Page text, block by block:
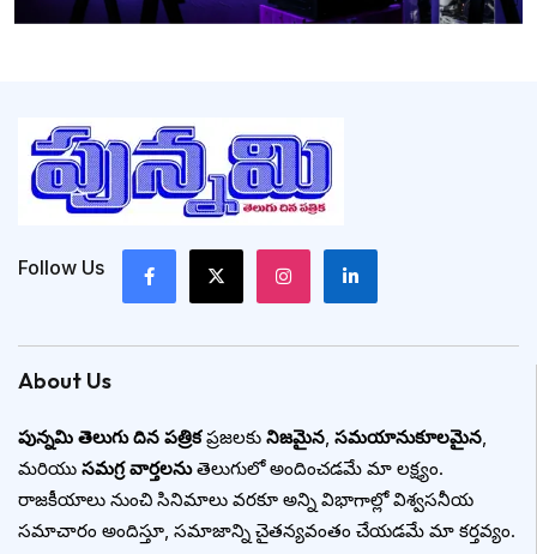
Follow Us
About Us
పున్నమి తెలుగు దిన పత్రికప్రజలకు నిజమైన, సమయానుకూలమైన,
మరియు సమగ్ర వార్తలనుతెలుగులో అందించడమే మా లక్ష్యం.
రాజకీయాలు నుంచి సినిమాలు వరకూ అన్ని విభాగాల్లో విశ్వసనీయ
సమాచారం అందిస్తూ, సమాజాన్ని చైతన్యవంతం చేయడమే మా కర్తవ్యం.